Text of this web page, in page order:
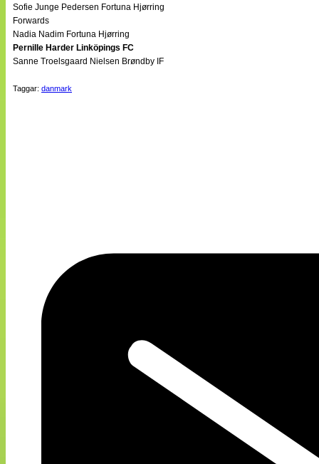
Sofie Junge Pedersen Fortuna Hjørring
Forwards
Nadia Nadim Fortuna Hjørring
Pernille Harder Linköpings FC
Sanne Troelsgaard Nielsen Brøndby IF
Taggar: danmark